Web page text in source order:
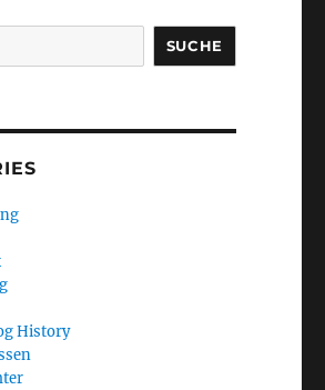
SUCHE
History